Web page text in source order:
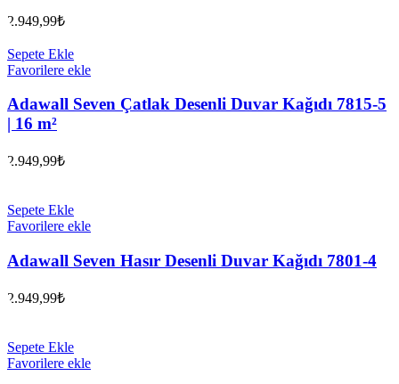
2.949,99₺
Sepete Ekle
Favorilere ekle
Adawall Seven Çatlak Desenli Duvar Kağıdı 7815-5
| 16 m²
2.949,99₺
Sepete Ekle
Favorilere ekle
Adawall Seven Hasır Desenli Duvar Kağıdı 7801-4
2.949,99₺
Sepete Ekle
Favorilere ekle